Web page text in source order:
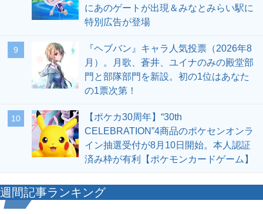
にあのゲートが出現＆みなとみらい駅に
特別広告が登場
9
『ヘブバン』キャラ人気投票（2026年8
月）。月歌、蒼井、ユイナのみの殿堂部
門と部隊部門を新設。初の1位はあなた
の1票次第！
10
【ポケカ30周年】“30th
CELEBRATION”4商品のポケセンオンラ
イン抽選受付が8月10日開始。本人認証
済み枠が有利【ポケモンカードゲーム】
週間記事ランキング